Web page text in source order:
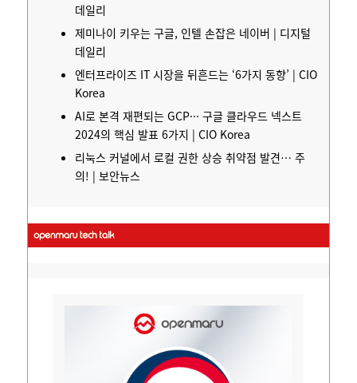
데일리
제미나이 키우는 구글, 인텔 손잡은 네이버 | 디지털
데일리
엔터프라이즈 IT 시장을 뒤흔드는 ‘6가지 동향’ | CIO
Korea
AI로 본격 재편되는 GCP··· 구글 클라우드 넥스트
2024의 핵심 발표 6가지 | CIO Korea
리눅스커널에서 로컬 권한 상승 취약점 발견… 주
의! | 보안뉴스